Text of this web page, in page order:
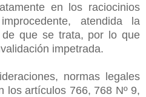
en los raciocinios
atendida la
que se trata, por lo que
impetrada.
normas legales
los artículos 766, 768 Nº 9,